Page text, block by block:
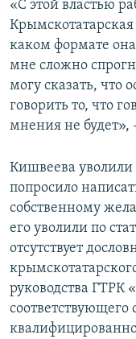
«С этой властью
Крымскотатарская
каком формате
мне сложно
могу сказать, что
говорить то, что
мнения не
Кишвеева уволили
попросило
собственному
его уволили по
отсутствует
руководства ГТРК
соответствующего